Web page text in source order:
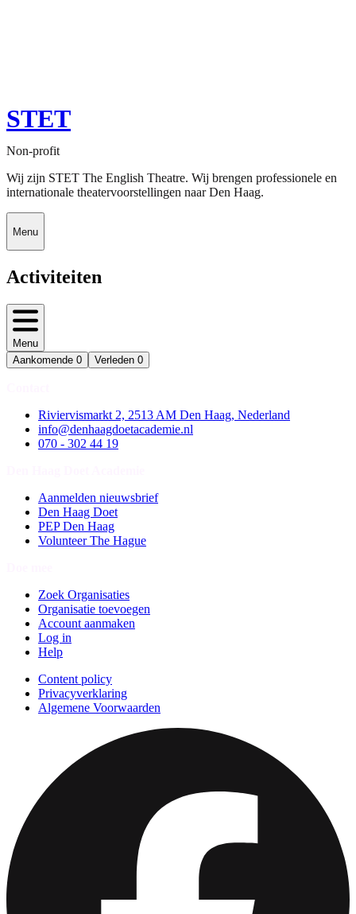
STET
Non-profit
Wij zijn STET The English Theatre. Wij brengen professionele en
internationale theatervoorstellingen naar Den Haag.
Menu
Activiteiten
Menu
Aankomende 0 Verleden 0
Riviervismarkt 2, 2513 AM Den Haag, Nederland
info@denhaagdoetacademie.nl
070 - 302 44 19
Aanmelden nieuwsbrief
Den Haag Doet
PEP Den Haag
Volunteer The Hague
Zoek Organisaties
Organisatie toevoegen
Account aanmaken
Log in
Help
Content policy
Privacyverklaring
Algemene Voorwaarden